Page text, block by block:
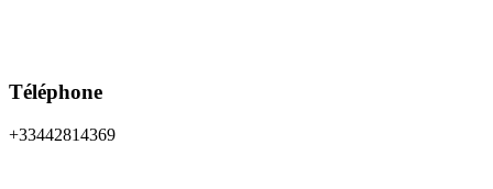
Téléphone
+33442814369